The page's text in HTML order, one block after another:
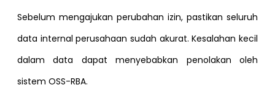
Sebelum mengajukan perubahan izin, pastikan seluruh
data internal perusahaan sudah akurat. Kesalahan kecil
dalam data dapat menyebabkan penolakan oleh
sistem OSS-RBA.